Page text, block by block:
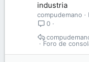
industria
compudemano
0
Foro de